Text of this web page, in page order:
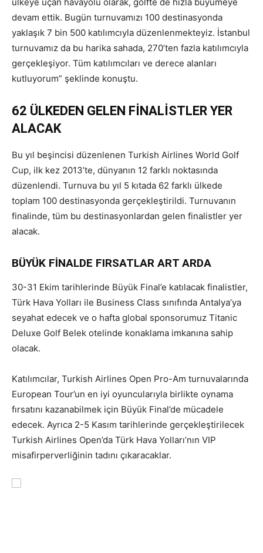
devam ettik. Bugün turnuvamızı 100 destinasyonda
yaklaşık 7 bin 500 katılımcıyla düzenlenmekteyiz. İstanbul
turnuvamız da bu harika sahada, 270’ten fazla katılımcıyla
gerçekleşiyor. Tüm katılımcıları ve derece alanları
kutluyorum” şeklinde konuştu.
62 ÜLKEDEN GELEN FİNALİSTLER YER
ALACAK
Bu yıl beşincisi düzenlenen Turkish Airlines World Golf
Cup, ilk kez 2013’te, dünyanın 12 farklı noktasında
düzenlendi. Turnuva bu yıl 5 kıtada 62 farklı ülkede
toplam 100 destinasyonda gerçekleştirildi. Turnuvanın
finalinde, tüm bu destinasyonlardan gelen finalistler yer
alacak.
BÜYÜK FİNALDE FIRSATLAR ART ARDA
30-31 Ekim tarihlerinde Büyük Final’e katılacak finalistler,
Türk Hava Yolları ile Business Class sınıfında Antalya’ya
seyahat edecek ve o hafta global sponsorumuz Titanic
Deluxe Golf Belek otelinde konaklama imkanına sahip
olacak.
Katılımcılar, Turkish Airlines Open Pro-Am turnuvalarında
European Tour’un en iyi oyuncularıyla birlikte oynama
fırsatını kazanabilmek için Büyük Final’de mücadele
edecek. Ayrıca 2-5 Kasım tarihlerinde gerçekleştirilecek
Turkish Airlines Open’da Türk Hava Yolları’nın VIP
misafirperverliğinin tadını çıkaracaklar.